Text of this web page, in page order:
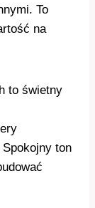
To
na
to świetny
Spokojny ton